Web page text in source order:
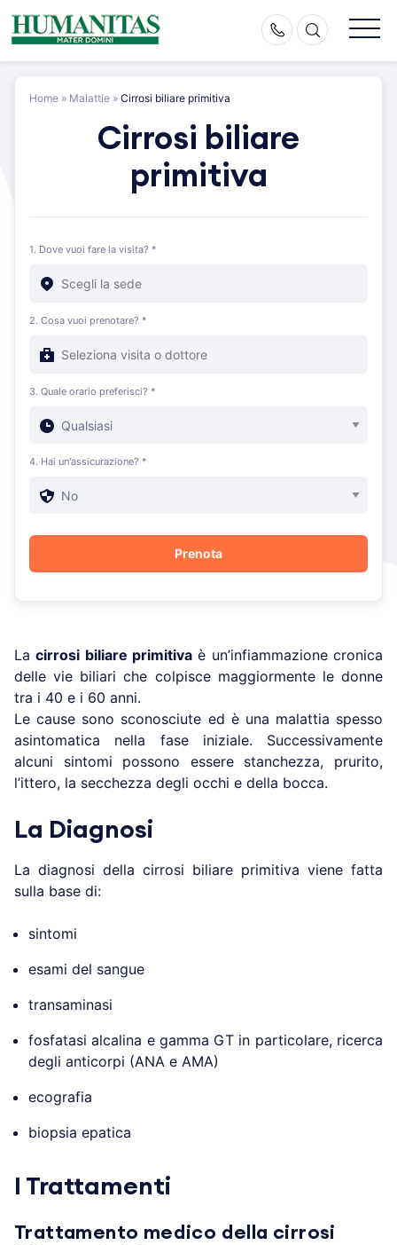
Skip
to
Home » Malattie » Cirrosi biliare primitiva
Cirrosi biliare
primitiva
1. Dove vuoi fare la visita? *
2. Cosa vuoi prenotare? *
3. Quale orario preferisci? *
4. Hai un'assicurazione? *
Lacirrosi biliare primitiva è un’infiammazione cronica
delle vie biliari che colpisce maggiormente le donne
tra i 40 e i 60 anni.
Le cause sono sconosciute ed è una malattia spesso
asintomatica nella fase iniziale. Successivamente
alcuni sintomi possono essere stanchezza, prurito,
l’ittero, la secchezza degli occhi e della bocca.
La Diagnosi
La diagnosi della cirrosi biliare primitiva viene fatta
sulla base di:
sintomi
esami del sangue
transaminasi
fosfatasi alcalina e gamma GT in particolare, ricerca
degli anticorpi (ANA e AMA)
ecografia
biopsia epatica
I Trattamenti
Trattamento medico della cirrosi